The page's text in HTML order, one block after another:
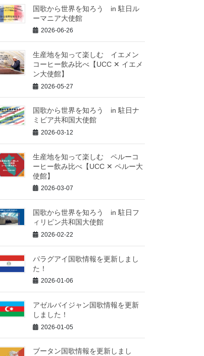
国歌から世界を知ろう in 駐日ル
ーマニア大使館
2026-06-26
生産地を知って楽しむ イエメン
コーヒー飲み比べ【UCC ✕ イエメ
ン大使館】
2026-05-27
国歌から世界を知ろう in 駐日ナ
ミビア共和国大使館
2026-03-12
生産地を知って楽しむ ペルーコ
ーヒー飲み比べ【UCC ✕ ペルー大
使館】
2026-03-07
国歌から世界を知ろう in 駐日フ
ィリピン共和国大使館
2026-02-22
パラグアイ国歌情報を更新しまし
た！
2026-01-06
アゼルバイジャン国歌情報を更新
しました！
2026-01-05
ブータン国歌情報を更新しまし